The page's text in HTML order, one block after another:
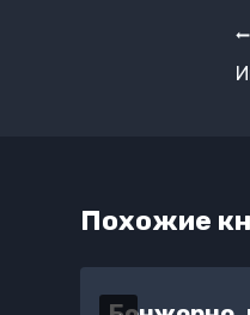
Похожие